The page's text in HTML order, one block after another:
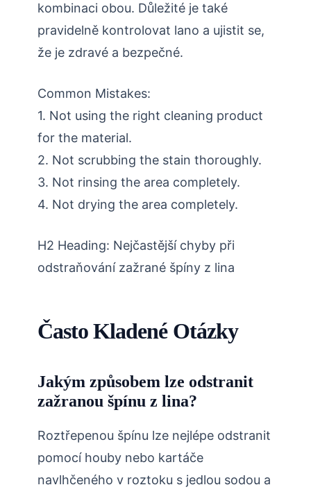
kombinaci obou. Důležité je také
pravidelně kontrolovat lano a ujistit se,
že je zdravé a bezpečné.
Common Mistakes:
1. Not using the right cleaning product
for the material.
2. Not scrubbing the stain thoroughly.
3. Not rinsing the area completely.
4. Not drying the area completely.
H2 Heading: Nejčastější chyby při
odstraňování zažrané špíny z lina
Často Kladené Otázky
Jakým způsobem lze odstranit
zažranou špínu z lina?
Roztřepenou špínu lze nejlépe odstranit
pomocí houby nebo kartáče
navlhčeného v roztoku s jedlou sodou a